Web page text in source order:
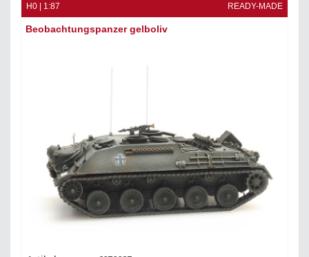
H0 | 1:87 READY-MADE
Beobachtungspanzer gelboliv